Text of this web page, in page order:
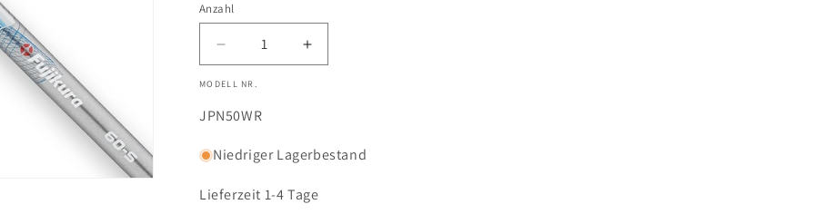
Anzahl
Anzahl
Verringere
die
Menge
für
Pro
Blue,
für
Hölzer
Erhöhe
die
Pro
Blue,
Hölzer
MODELL NR.
SKU:
JPN50WR
Niedriger Lagerbestand
Lieferzeit 1-4 Tage